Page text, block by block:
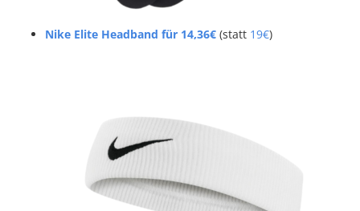
Nike Elite Headband für 14,36€ (statt 19€)